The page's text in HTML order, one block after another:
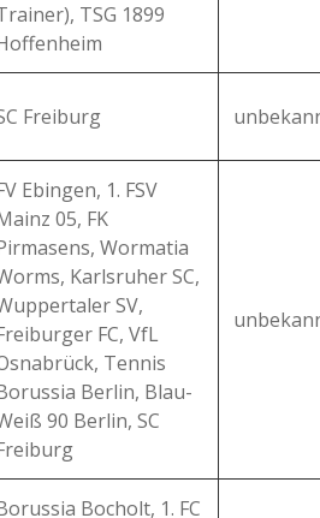
TSG 1899
Freiburg
Ebingen, 1. FSV
05, FK
Wormatia
Karlsruher SC,
SV,
FC, VfL
Tennis
Berlin, Blau-
90 Berlin, SC
Bocholt, 1. FC